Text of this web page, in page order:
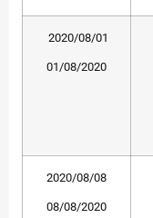
2020/08/01
01/08/2020
2020/08/08
08/08/2020